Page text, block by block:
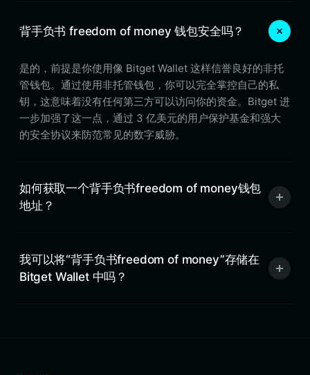
背手负书 freedom of money 钱包安全吗？
是的，前提是你使用像 Bitget Wallet 这样信誉良好的非托
管钱包。通过使用非托管钱包，你可以完全掌控自己的私
钥，这意味着没有任何第三方可以访问你的资金。Bitget 进
一步加强了这一点，通过 3 亿美元的用户保护基金和强大
的安全协议来防范常见的数字威胁。
如何获取一个背手负书freedom of money钱包
地址？
我可以将“背手负书freedom of money”存储在
Bitget Wallet 中吗？